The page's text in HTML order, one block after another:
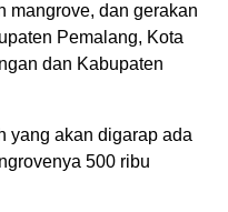
mangrove, dan gerakan
Pemalang, Kota
dan Kabupaten
yang akan digarap ada
500 ribu